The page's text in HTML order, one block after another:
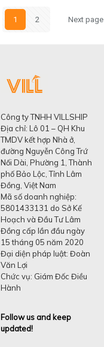
1 2 Next page
Công ty TNHH VILLSHIP
Địa chỉ: Lô 01 – QH Khu
TMDV kết hợp Nhà ở,
đường Nguyễn Công Trứ
Nối Dài, Phường 1, Thành
phố Bảo Lộc, Tỉnh Lâm
Đồng, Việt Nam
Mã số doanh nghiệp:
5801433131 do Sở Kế
Hoạch và Đầu Tư Lâm
Đồng cấp lần đầu ngày
15 tháng 05 năm 2020
Đại diện pháp luật: Đoàn
Văn Lợi
Chức vụ: Giám Đốc Điều
Hành
Follow us and keep
updated!